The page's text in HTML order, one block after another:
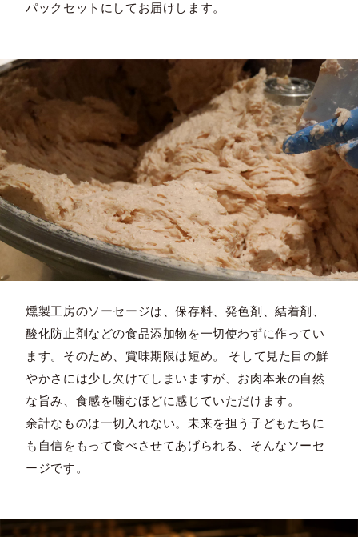
パックセットにしてお届けします。
燻製工房のソーセージは、保存料、発色剤、結着剤、
酸化防止剤などの食品添加物を一切使わずに作ってい
ます。そのため、賞味期限は短め。 そして見た目の鮮
やかさには少し欠けてしまいますが、お肉本来の自然
な旨み、食感を噛むほどに感じていただけます。
余計なものは一切入れない。未来を担う子どもたちに
も自信をもって食べさせてあげられる、そんなソーセ
ージです。